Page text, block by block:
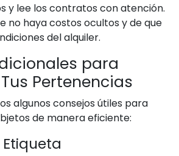
y lee los contratos con atención.
no haya costos ocultos y de que
del alquiler.
para
Pertenencias
algunos consejos útiles para
de manera eficiente:
Etiqueta